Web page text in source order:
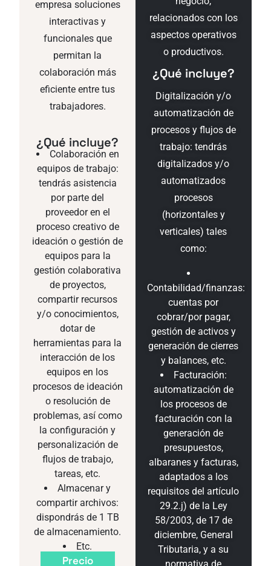
relacionados con los
aspectos operativos
o productivos.
¿Qué incluye?
Digitalización y/o
automatización de
procesos y flujos de
trabajo: tendrás
digitalizados y/o
automatizados
procesos
(horizontales y
verticales) tales
como:
Contabilidad/finanzas:
cuentas por
cobrar/por pagar,
gestión de activos y
generación de cierres
y balances, etc.
Facturación:
automatización de
los procesos de
facturación con la
generación de
presupuestos,
albaranes y facturas,
adaptados a los
requisitos del artículo
29.2.j) de la Ley
58/2003, de 17 de
diciembre, General
Tributaria, y a su
empresa soluciones
interactivas y
funcionales que
permitan la
colaboración más
eficiente entre tus
trabajadores.
¿Qué incluye?
Colaboración en
equipos de trabajo:
tendrás asistencia
por parte del
proveedor en el
proceso creativo de
ideación o gestión de
equipos para la
gestión colaborativa
de proyectos,
compartir recursos
y/o conocimientos,
dotar de
herramientas para la
interacción de los
equipos en los
procesos de ideación
o resolución de
problemas, así como
la configuración y
personalización de
flujos de trabajo,
tareas, etc.
Almacenar y
compartir archivos:
dispondrás de 1 TB
de almacenamiento.
Etc.
Precio